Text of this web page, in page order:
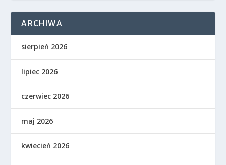
ARCHIWA
sierpień 2026
lipiec 2026
czerwiec 2026
maj 2026
kwiecień 2026